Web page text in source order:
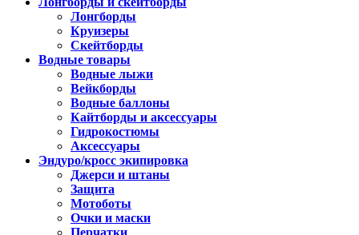
Лонгборды
Круизеры
Скейтборды
Водные товары
Водные лыжи
Вейкборды
Водные баллоны
Кайтборды и аксессуары
Гидрокостюмы
Аксессуары
Эндуро/кросс экипировка
Джерси и штаны
Защита
Мотоботы
Очки и маски
Перчатки